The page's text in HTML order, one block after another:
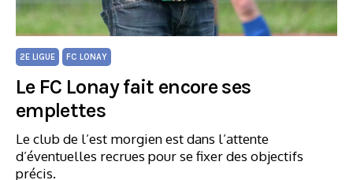
2E LIGUE FC LONAY
Le FC Lonay fait encore ses
emplettes
Le club de l’est morgien est dans l’attente
d’éventuelles recrues pour se fixer des objectifs
précis.